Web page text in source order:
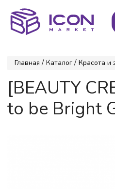
Главная / Каталог / Красота и
[BEAUTY
to be Bright